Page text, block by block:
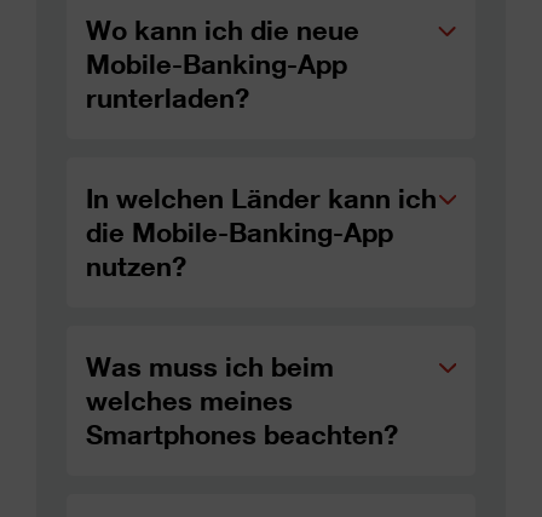
Wo kann ich die neue
Mobile-Banking-App
runterladen?
In welchen Länder kann ich
die Mobile-Banking-App
nutzen?
Was muss ich beim
welches meines
Smartphones beachten?